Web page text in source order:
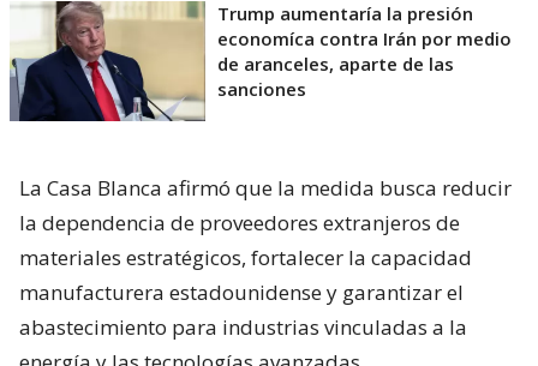
Trump aumentaría la presión
economíca contra Irán por medio
de aranceles, aparte de las
sanciones
La Casa Blanca afirmó que la medida busca reducir
la dependencia de proveedores extranjeros de
materiales estratégicos, fortalecer la capacidad
manufacturera estadounidense y garantizar el
abastecimiento para industrias vinculadas a la